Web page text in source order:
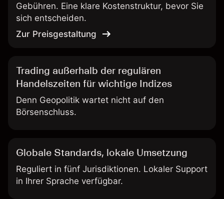
Gebühren. Eine klare Kostenstruktur, bevor Sie
sich entscheiden.
Zur Preisgestaltung
Trading außerhalb der regulären
Handelszeiten für wichtige Indizes
Denn Geopolitik wartet nicht auf den
Börsenschluss.
Globale Standards, lokale Umsetzung
Reguliert in fünf Jurisdiktionen. Lokaler Support
in Ihrer Sprache verfügbar.